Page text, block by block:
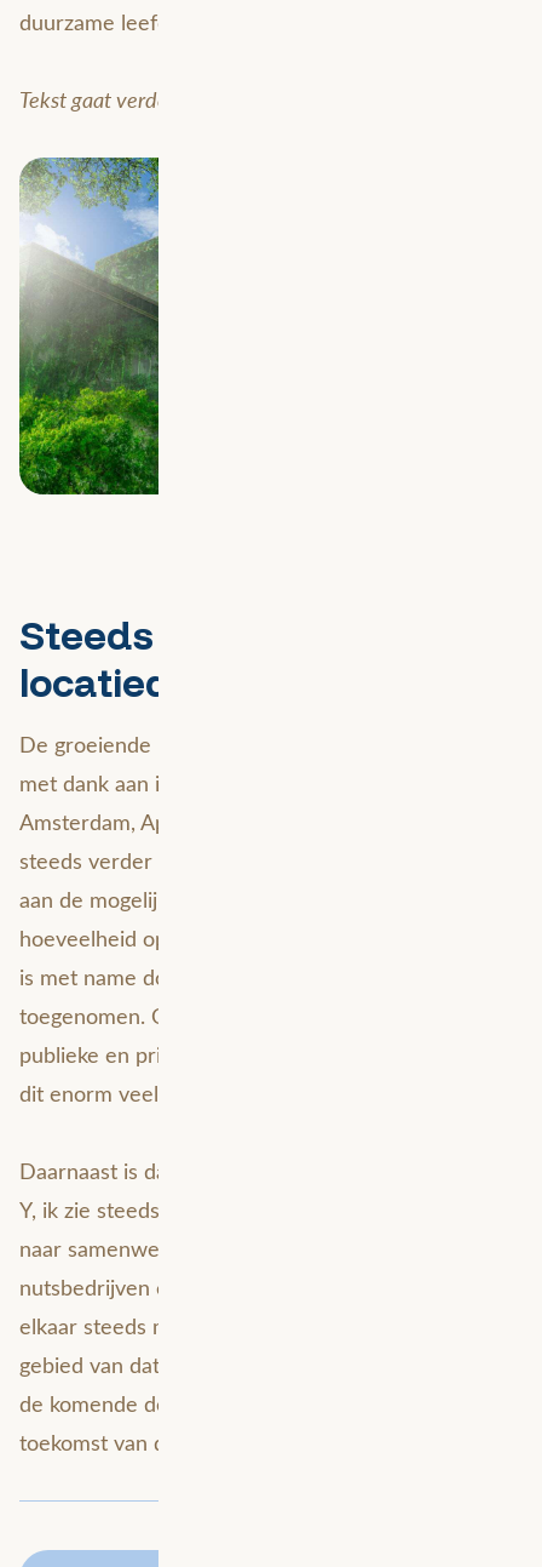
duurzame leefomgeving van de toekomst.
Tekst gaat verder onder de afbeelding.
Steeds grotere rol voor
locatiedata
De groeiende populariteit van smart cities die mede
met dank aan innovatieve gemeenten zoals
Amsterdam, Apeldoorn, Eindhoven en Utrecht
steeds verder toeneemt, geeft een nieuwe dimensie
aan de mogelijkheden van locatiedata. De
hoeveelheid openbaar bruikbare geografische data
is met name door toedoen van Google ontzettend
toegenomen. Op de dag dat de scheidslijn tussen
publieke en private data definitief verdwijnt, biedt
dit enorm veel nieuwe mogelijkheden.
Daarnaast is data is niet langer van organisatie X of
Y, ik zie steeds vaker dat er actief gezocht wordt
naar samenwerking. Gemeenten, provincies,
nutsbedrijven en infrastructurele bedrijven zoeken
elkaar steeds meer op om samen te werken op
gebied van data. Als deze positieve ontwikkeling zich
de komende dertig jaar door zet dan zie ik de
toekomst van de smart city rooskleurig in.